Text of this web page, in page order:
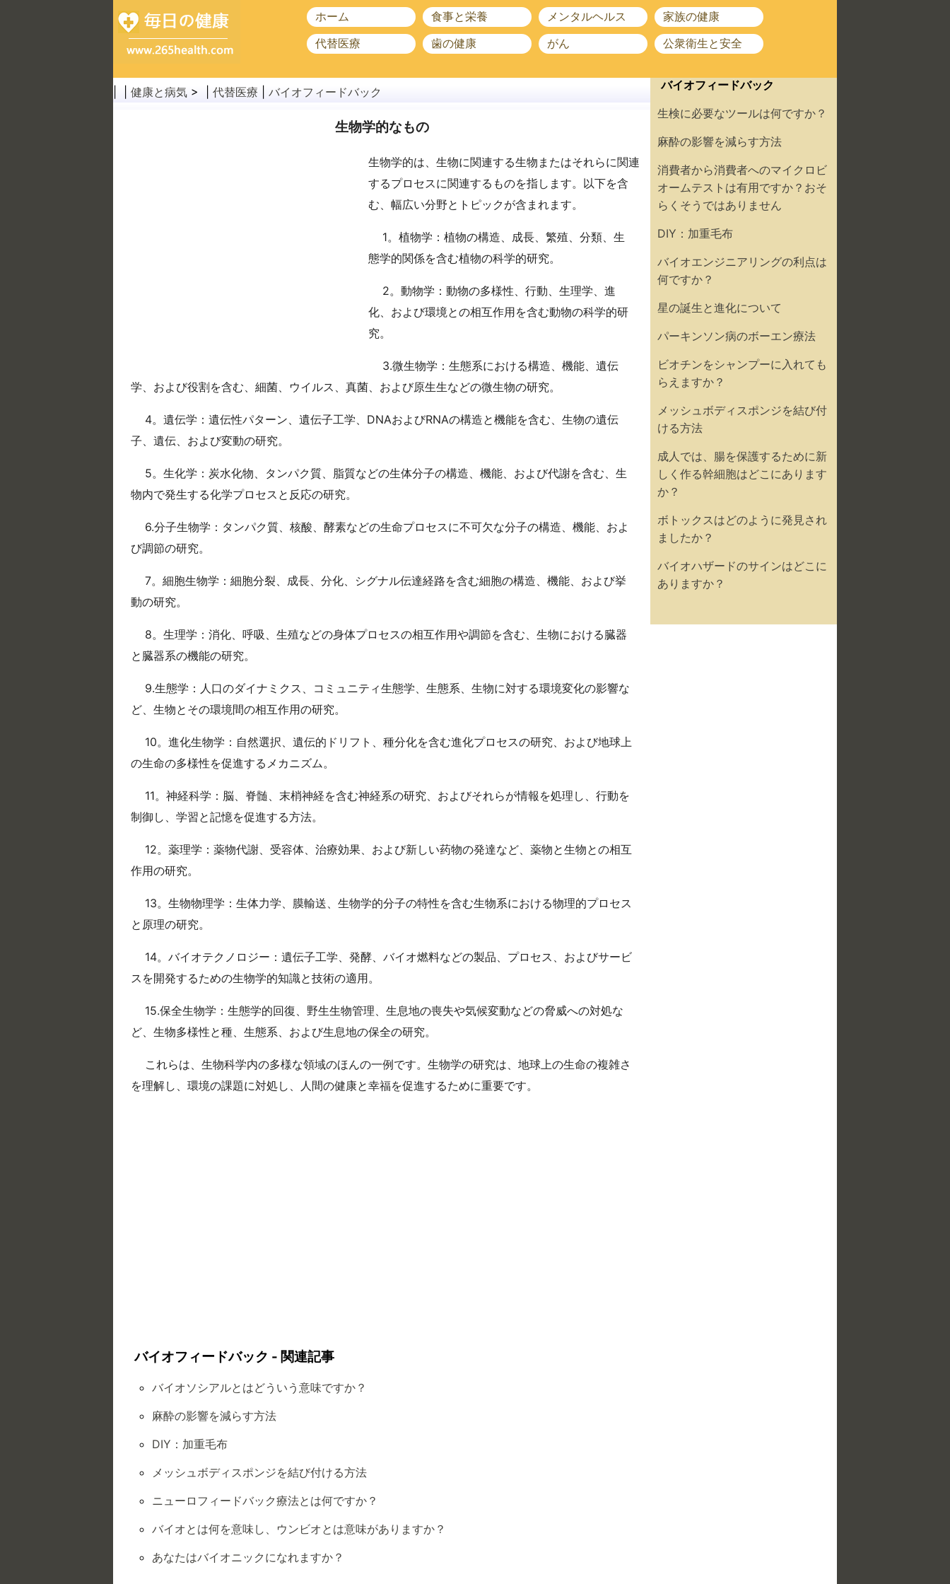
ホーム 食事と栄養 メンタルヘルス
家族の健康
代替医療
歯の健康 がん 公衆衛生と安全
健康と病気 > | 代替医療 バイオフィードバック
生物学的なもの
生物学的は、生物に関連する生物またはそれらに関連
するプロセスに関連するものを指します。以下を含
む、幅広い分野とトピックが含まれます。
1。植物学：植物の構造、成長、繁殖、分類、生
態学的関係を含む植物の科学的研究。
2。動物学：動物の多様性、行動、生理学、進
化、および環境との相互作用を含む動物の科学的研
究。
3.微生物学：生態系における構造、機能、遺伝
学、および役割を含む、細菌、ウイルス、真菌、および原生生などの微生物の研究。
4。遺伝学：遺伝性パターン、遺伝子工学、DNAおよびRNAの構造と機能を含む、生物の遺伝
子、遺伝、および変動の研究。
5。生化学：炭水化物、タンパク質、脂質などの生体分子の構造、機能、および代謝を含む、生
物内で発生する化学プロセスと反応の研究。
6.分子生物学：タンパク質、核酸、酵素などの生命プロセスに不可欠な分子の構造、機能、およ
び調節の研究。
7。細胞生物学：細胞分裂、成長、分化、シグナル伝達経路を含む細胞の構造、機能、および挙
動の研究。
8。生理学：消化、呼吸、生殖などの身体プロセスの相互作用や調節を含む、生物における臓器
と臓器系の機能の研究。
9.生態学：人口のダイナミクス、コミュニティ生態学、生態系、生物に対する環境変化の影響な
ど、生物とその環境間の相互作用の研究。
10。進化生物学：自然選択、遺伝的ドリフト、種分化を含む進化プロセスの研究、および地球上
の生命の多様性を促進するメカニズム。
11。神経科学：脳、脊髄、末梢神経を含む神経系の研究、およびそれらが情報を処理し、行動を
制御し、学習と記憶を促進する方法。
12。薬理学：薬物代謝、受容体、治療効果、および新しい药物の発達など、薬物と生物との相互
作用の研究。
13。生物物理学：生体力学、膜輸送、生物学的分子の特性を含む生物系における物理的プロセス
と原理の研究。
14。バイオテクノロジー：遺伝子工学、発酵、バイオ燃料などの製品、プロセス、およびサービ
スを開発するための生物学的知識と技術の適用。
15.保全生物学：生態学的回復、野生生物管理、生息地の喪失や気候変動などの脅威への対処な
ど、生物多様性と種、生態系、および生息地の保全の研究。
これらは、生物科学内の多様な領域のほんの一例です。生物学の研究は、地球上の生命の複雑さ
を理解し、環境の課題に対処し、人間の健康と幸福を促進するために重要です。
バイオフィードバック - 関連記事
バイオソシアルとはどういう意味ですか？
麻酔の影響を減らす方法
DIY：加重毛布
メッシュボディスポンジを結び付ける方法
ニューロフィードバック療法とは何ですか？
バイオとは何を意味し、ウンビオとは意味がありますか？
あなたはバイオニックになれますか？
バイオフィードバック
生検に必要なツールは何ですか？
麻酔の影響を減らす方法
消費者から消費者へのマイクロビ
オームテストは有用ですか？おそ
らくそうではありません
DIY：加重毛布
バイオエンジニアリングの利点は
何ですか？
星の誕生と進化について
パーキンソン病のボーエン療法
ビオチンをシャンプーに入れても
らえますか？
メッシュボディスポンジを結び付
ける方法
成人では、腸を保護するために新
しく作る幹細胞はどこにあります
か？
ボトックスはどのように発見され
ましたか？
バイオハザードのサインはどこに
ありますか？